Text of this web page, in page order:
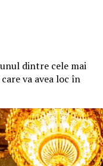
dintre cele mai
va avea loc în